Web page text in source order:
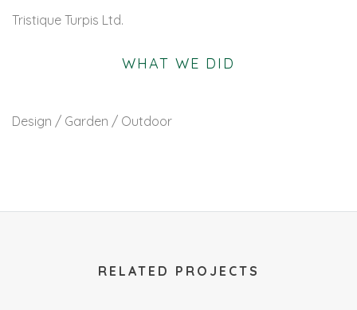
Tristique Turpis Ltd.
WHAT WE DID
Design / Garden / Outdoor
RELATED PROJECTS